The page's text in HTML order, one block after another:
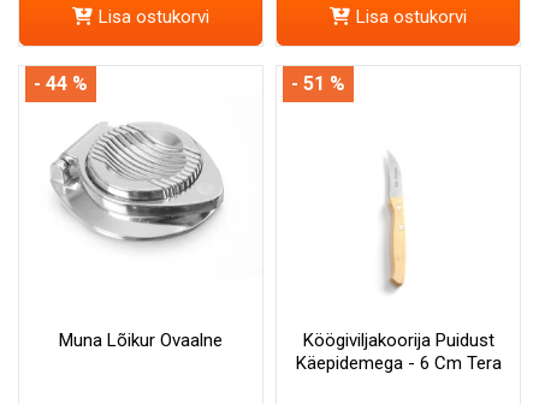
Lisa ostukorvi Lisa ostukorvi
Muna Lõikur Ovaalne
- 44 %
Köögiviljakoorija Puidust
Käepidemega - 6 Cm Tera
- 51 %